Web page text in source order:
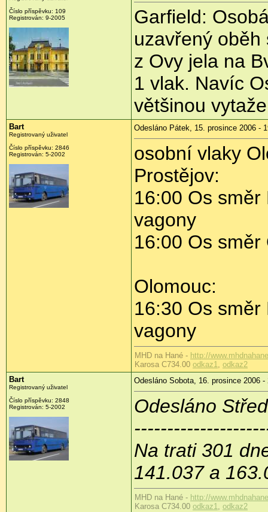
Číslo příspěvku: 109
Registrován: 9-2005
Garfield:
uzavřený
z Ovy jela na
1 vlak. Navíc
většinou
Bart
Registrovaný uživatel
Číslo příspěvku: 2846
Registrován: 5-2002
Odesláno Pátek, 15. prosince 2006 -
osobní vlaky
Prostějov:
16:00 Os
vagony
16:00 Os
Olomouc:
16:30 Os
vagony
MHD na Hané - http://
Karosa C734.00 odkaz1, odkaz2
Bart
Registrovaný uživatel
Číslo příspěvku: 2848
Registrován: 5-2002
Odesláno Sobota, 16. prosince 2006 -
Odesláno
Na trati 301
141.037 a
MHD na Hané - http://
Karosa C734.00 odkaz1, odkaz2